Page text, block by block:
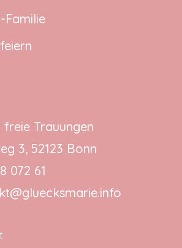
Familie
freie Trauungen
3, 52123 Bonn
072 61